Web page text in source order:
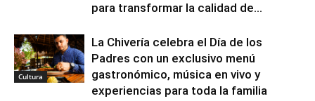
para transformar la calidad de...
Cultura
La Chivería celebra el Día de los
Padres con un exclusivo menú
gastronómico, música en vivo y
experiencias para toda la familia